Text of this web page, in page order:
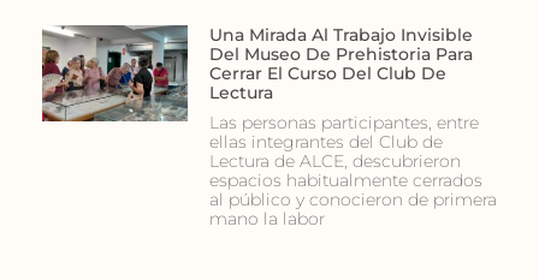
Una Mirada Al Trabajo Invisible
Del Museo De Prehistoria Para
Cerrar El Curso Del Club De
Lectura
Las personas participantes, entre
ellas integrantes del Club de
Lectura de ALCE, descubrieron
espacios habitualmente cerrados
al público y conocieron de primera
mano la labor